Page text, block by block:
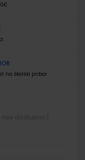
na školski pribor